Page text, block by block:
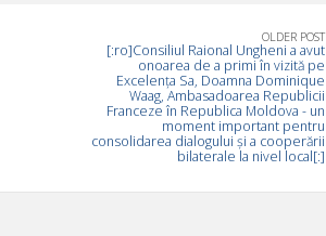
OLDER POST
[:ro]Consiliul Raional Ungheni a avut
onoarea de a primi în vizită pe
Excelența Sa, Doamna Dominique
Waag, Ambasadoarea Republicii
Franceze în Republica Moldova - un
moment important pentru
consolidarea dialogului și a cooperării
bilaterale la nivel local[:]